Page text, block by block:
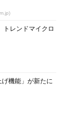
トレンドマイクロ
機能」が新たに